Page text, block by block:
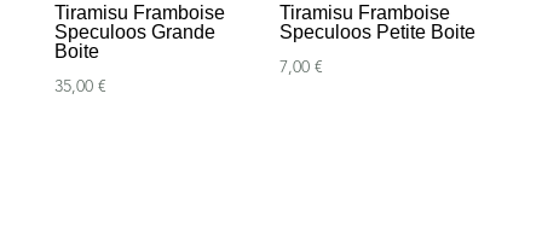
Tiramisu Framboise
Speculoos Grande
Boite
35,00€
Tiramisu Framboise
Speculoos Petite Boite
7,00€